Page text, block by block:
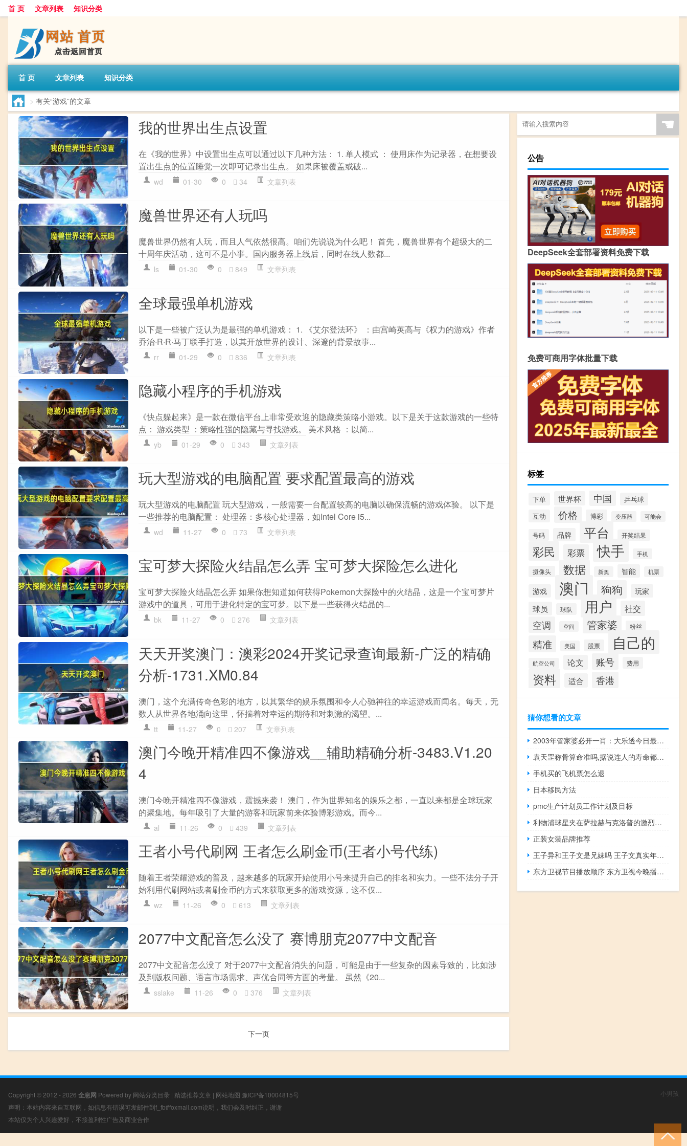
首 页 文章列表 知识分类
首 页 文章列表 知识分类
> 有关“游戏”的文章
我的世界出生点设置
在《我的世界》中设置出生点可以通过以下几种方法： 1. 单人模式 ： 使用床作为记录器，在想要设
置出生点的位置睡觉一次即可记录出生点。 如果床被覆盖或破...
wd 01-30 0 34 文章列表
魔兽世界还有人玩吗
魔兽世界仍然有人玩，而且人气依然很高。咱们先说说为什么吧！ 首先，魔兽世界有个超级大的二
十周年庆活动，这可不是小事。国内服务器上线后，同时在线人数都...
ls 01-30 0 849 文章列表
全球最强单机游戏
以下是一些被广泛认为是最强的单机游戏： 1. 《艾尔登法环》 ：由宫崎英高与《权力的游戏》作者
乔治·R·R·马丁联手打造，以其开放世界的设计、深邃的背景故事...
rr 01-29 0 836 文章列表
隐藏小程序的手机游戏
《快点躲起来》是一款在微信平台上非常受欢迎的隐藏类策略小游戏。以下是关于这款游戏的一些特
点： 游戏类型 ：策略性强的隐藏与寻找游戏。 美术风格 ：以简...
yb 01-29 0 343 文章列表
玩大型游戏的电脑配置 要求配置最高的游戏
玩大型游戏的电脑配置 玩大型游戏，一般需要一台配置较高的电脑以确保流畅的游戏体验。 以下是
一些推荐的电脑配置： 处理器：多核心处理器，如Intel Core i5...
wd 11-27 0 73 文章列表
宝可梦大探险火结晶怎么弄 宝可梦大探险怎么进化
宝可梦大探险火结晶怎么弄 如果你想知道如何获得Pokemon大探险中的火结晶，这是一个宝可梦片
游戏中的道具，可用于进化特定的宝可梦。以下是一些获得火结晶的...
bk 11-27 0 276 文章列表
天天开奖澳门：澳彩2024开奖记录查询最新-广泛的精确
分析-1731.XM0.84
澳门，这个充满传奇色彩的地方，以其繁华的娱乐氛围和令人心驰神往的幸运游戏而闻名。每天，无
数人从世界各地涌向这里，怀揣着对幸运的期待和对刺激的渴望。...
tt 11-27 0 207 文章列表
澳门今晚开精准四不像游戏__辅助精确分析-3483.V1.20
4
澳门今晚开精准四不像游戏，震撼来袭！ 澳门，作为世界知名的娱乐之都，一直以来都是全球玩家
的聚集地。每年吸引了大量的游客和玩家前来体验博彩游戏。而今...
al 11-26 0 439 文章列表
王者小号代刷网 王者怎么刷金币(王者小号代练)
随着王者荣耀游戏的普及，越来越多的玩家开始使用小号来提升自己的排名和实力。一些不法分子开
始利用代刷网站或者刷金币的方式来获取更多的游戏资源，这不仅...
wz 11-26 0 613 文章列表
2077中文配音怎么没了 赛博朋克2077中文配音
2077中文配音怎么没了 对于2077中文配音消失的问题，可能是由于一些复杂的因素导致的，比如涉
及到版权问题、语言市场需求、声优合同等方面的考量。 虽然《20...
sslake 11-26 0 376 文章列表
下一页
☚
公告
DeepSeek全套部署资料免费下载
免费可商用字体批量下载
标签
下单 世界杯 中国
乒乓球
互动
价格 博彩 变压器 可能会
号码 品牌 平台 开奖结果
彩民 彩票 快手 手机
摄像头 数据 新奥 智能 机票
游戏 澳门 狗狗 玩家
球员 球队 用户 社交
空调 空间 管家婆 粉丝
精准 美国 股票 自己的
航空公司 论文 账号 费用
资料 适合 香港
猜你想看的文章
2003年管家婆必开一肖：大乐透今日最准预测-通俗的解释落实-2818.3D.A736
袁天罡称骨算命准吗,据说连人的寿命都能算出来 袁天罡的称骨算命
手机买的飞机票怎么退
日本移民方法
pmc生产计划员工作计划及目标
利物浦球星夹在萨拉赫与克洛普的激烈争论中
正装女装品牌推荐
王子异和王子文是兄妹吗 王子文真实年龄是多少
东方卫视节目播放顺序 东方卫视今晚播出节目
Copyright © 2012 - 2026 全息网 Powered by 网站分类目录 | 精选推荐文章 | 网站地图 豫ICP备10004815号
声明：本站内容来自互联网，如信息有错误可发邮件到f_fb#foxmail.com说明，我们会及时纠正，谢谢
本站仅为个人兴趣爱好，不接盈利性广告及商业合作
小男孩